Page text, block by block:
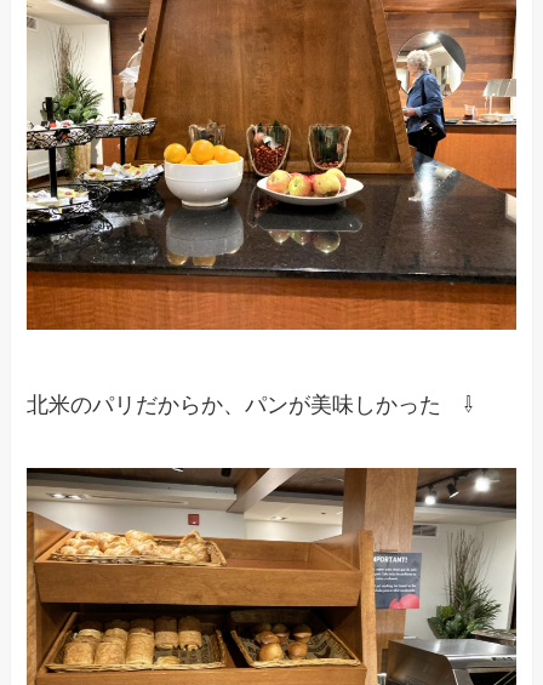
北米のパリだからか、パンが美味しかった ⇩